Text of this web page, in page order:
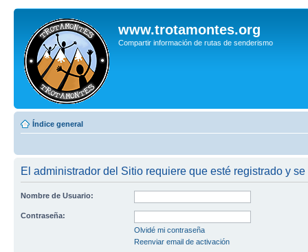
www.trotamontes.org
Compartir información de rutas de senderismo
Índice general
El administrador del Sitio requiere que esté registrado y
Nombre de Usuario:
Contraseña:
Olvidé mi contraseña
Reenviar email de activación